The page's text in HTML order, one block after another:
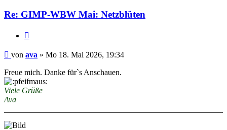
Re: GIMP-WBW Mai: Netzblüten
Beitrag
von ava » Mo 18. Mai 2026, 19:34
Freue mich. Danke für`s Anschauen.
Viele Grüße
Ava